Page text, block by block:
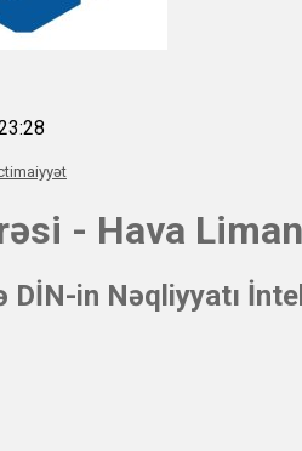
- Hava
DİN-in Nəqliyyatı